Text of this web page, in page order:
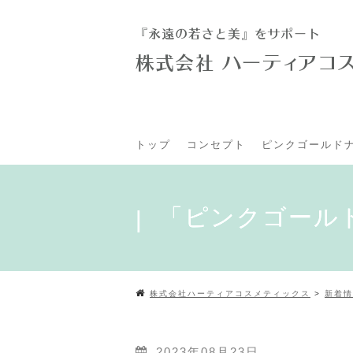
トップ コンセプト ピンクゴールド
「ピンクゴー
株式会社ハーティアコスメティックス > 新着